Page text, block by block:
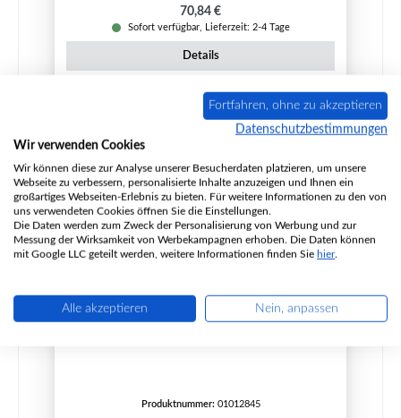
Regulärer Preis:
70,84 €
Sofort verfügbar, Lieferzeit: 2-4 Tage
Details
Haas+Sohn Hasvik 231.17 Seitenstein rechts
Produktnummer: 01012845
Fortfahren, ohne zu akzeptieren
Datenschutzbestimmungen
Wir verwenden Cookies
Wir können diese zur Analyse unserer Besucherdaten platzieren, um unsere
Webseite zu verbessern, personalisierte Inhalte anzuzeigen und Ihnen ein
großartiges Webseiten-Erlebnis zu bieten. Für weitere Informationen zu den von
uns verwendeten Cookies öffnen Sie die Einstellungen.
Die Daten werden zum Zweck der Personalisierung von Werbung und zur
Messung der Wirksamkeit von Werbekampagnen erhoben. Die Daten können
mit Google LLC geteilt werden, weitere Informationen finden Sie hier.
Alle akzeptieren Nein, anpassen